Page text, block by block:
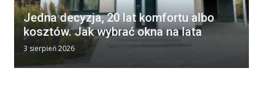
Jedna decyzja, 20 lat komfortu albo
kosztów. Jak wybrać okna na lata
3 sierpień 2026